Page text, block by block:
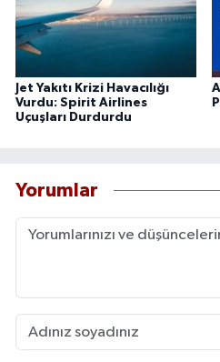
Jet Yakıtı Krizi Havacılığı
Vurdu: Spirit Airlines
Uçuşları Durdurdu
Yorumlar